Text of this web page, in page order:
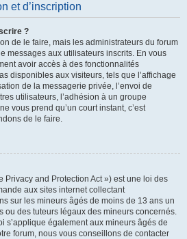
et d’inscription
?
de le faire, mais les administrateurs du forum
messages aux utilisateurs inscrits. En vous
avoir accès à des fonctionnalités
disponibles aux visiteurs, tels que l’affichage
de la messagerie privée, l’envoi de
utilisateurs, l’adhésion à un groupe
vous prend qu’un court instant, c’est
de le faire.
Privacy and Protection Act ») est une loi des
aux sites internet collectant
sur les mineurs âgés de moins de 13 ans un
ou des tuteurs légaux des mineurs concernés.
s’applique également aux mineurs âgés de
forum, nous vous conseillons de contacter